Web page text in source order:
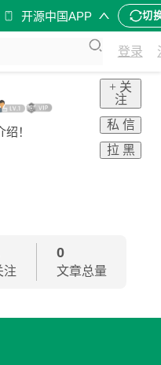
开源中国APP 切
登录
！
+ 关
注
私 信
拉 黑
注
0
文章总量